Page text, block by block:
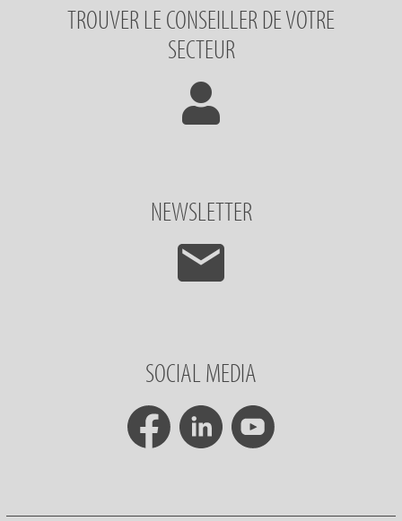
TROUVER LE CONSEILLER DE VOTRE
SECTEUR
NEWSLETTER
SOCIAL MEDIA